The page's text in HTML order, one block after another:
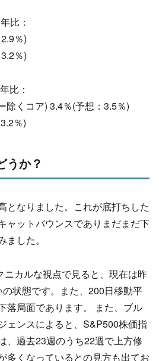
比：
％)
％)
比：
除くコア) 3.4％(予想：3.5％)
％)
うか？
となりました。これが底打ちした
ャットバウンスでありまだまだ下
した。
カルな視点で見ると、現在は昨
状態です。また、200日移動平
落局面であります。 また、ブル
ェンスによると、S&P500株価指
、過去23週のうち22週で上方修
多くなっているとの見方も出てお